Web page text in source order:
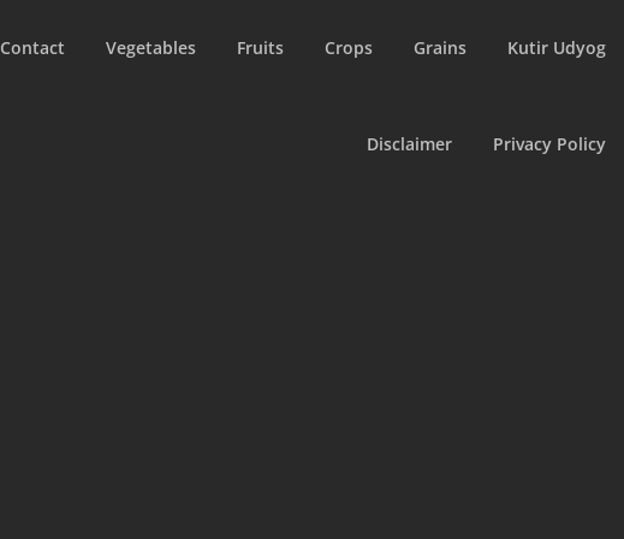
Contact Vegetables Fruits Crops Grains Kutir Udyog
Disclaimer Privacy Policy